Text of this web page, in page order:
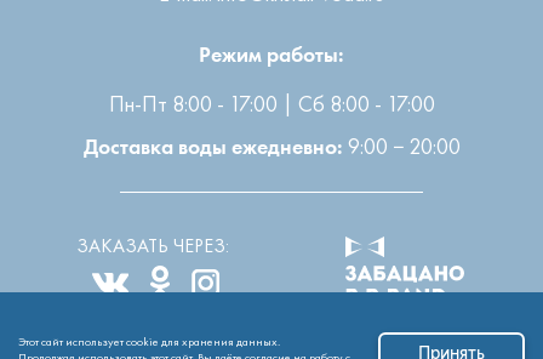
Режим работы:
Пн-Пт 8:00 - 17:00 | Сб 8:00 - 17:00
Доставка воды ежедневно: 9:00 − 20:00
ЗАКАЗАТЬ ЧЕРЕЗ:
Все права защищены2004-2026 © ООО “Кристалл”
Этот сайт использует cookie для хранения данных.
Продолжая использовать этот сайт, Вы даёте согласие на работу с
Принять